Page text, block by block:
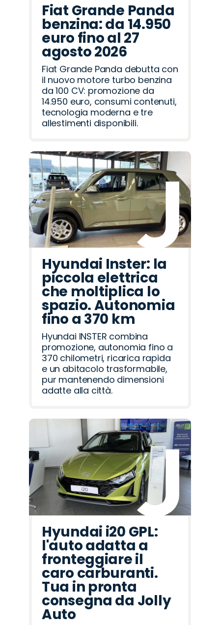
Fiat Grande Panda
benzina: da 14.950
euro fino al 27
agosto 2026
Fiat Grande Panda debutta con
il nuovo motore turbo benzina
da 100 CV: promozione da
14.950 euro, consumi contenuti,
tecnologia moderna e tre
allestimenti disponibili.
Hyundai Inster: la
piccola elettrica
che moltiplica lo
spazio. Autonomia
fino a 370 km
Hyundai INSTER combina
promozione, autonomia fino a
370 chilometri, ricarica rapida
e un abitacolo trasformabile,
pur mantenendo dimensioni
adatte alla città.
Hyundai i20 GPL:
l'auto adatta a
fronteggiare il
caro carburanti.
Tua in pronta
consegna da Jolly
Auto